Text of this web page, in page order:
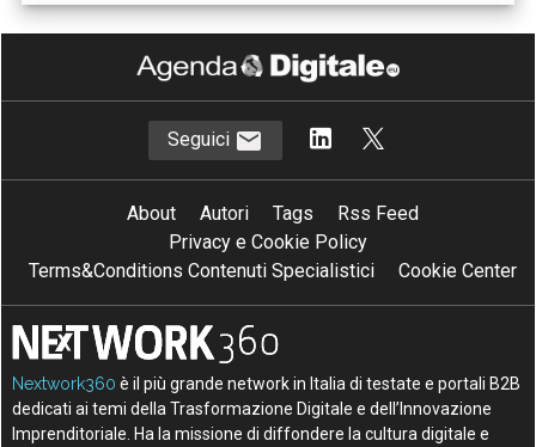
Seguici
About Autori Tags
Rss Feed
Privacy e Cookie Policy
Terms&Conditions Contenuti Specialistici
Cookie Center
Nextwork360 è il più grande network in Italia di testate e portali B2B
dedicati ai temi della Trasformazione Digitale e dell’Innovazione
Imprenditoriale. Ha la missione di diffondere la cultura digitale e